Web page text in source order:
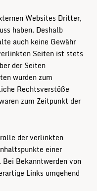
Websites Dritter,
haben. Deshalb
auch keine Gewähr
Seiten ist stets
der Seiten
wurden zum
Rechtsverstöße
zum Zeitpunkt der
der verlinkten
einer
Bekanntwerden von
Links umgehend